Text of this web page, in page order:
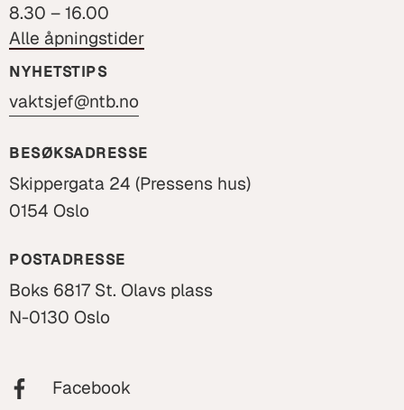
8.30 – 16.00
Alle åpningstider
NYHETSTIPS
vaktsjef@ntb.no
BESØKSADRESSE
Skippergata 24 (Pressens hus)
0154 Oslo
POSTADRESSE
Boks 6817 St. Olavs plass
N-0130 Oslo
Facebook